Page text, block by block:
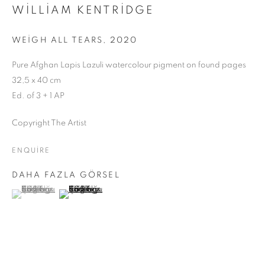
WILLIAM KENTRIDGE
WEIGH ALL TEARS , 2020
Pure Afghan Lapis Lazuli watercolour pigment on found pages
32,5 x 40 cm
Ed. of 3 + 1 AP
Copyright The Artist
ENQUIRE
DAHA FAZLA GÖRSEL
(View a larger image of thumbnail 1 )
, currently selected.
, currently selected.
, currently selected.(View a larger image of thumbnail 2 )